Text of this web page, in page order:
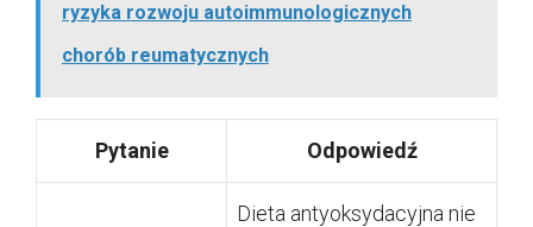
ryzyka rozwoju autoimmunologicznych
chorób reumatycznych
Pytanie Odpowiedź
Dieta antyoksydacyjna nie